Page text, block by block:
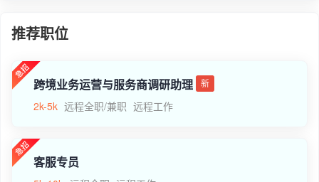
推荐职位
跨境业务运营与服务商调研助理 新
2k-5k 远程全职/兼职 远程工作
客服专员